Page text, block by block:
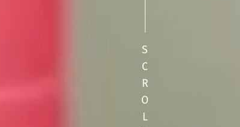
S
C
R
O
L